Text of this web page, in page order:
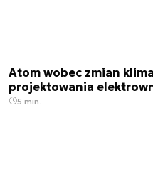
Atom wobec zmian
projektowania
5 min.